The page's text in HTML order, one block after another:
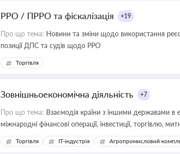
РРО / ПРРО та фіскалізація +19
Про що тема: Новини та зміни щодо використання реєстраторів
позиції ДПС та судів щодо РРО
Торгівля
Зовнішньоекономічна діяльність +7
Про що тема: Взаємодія країни з іншими державами в
міжнародні фінансові операції, інвестиції, торгівлю,
Торгівля IT-індустрія Агропромисловий